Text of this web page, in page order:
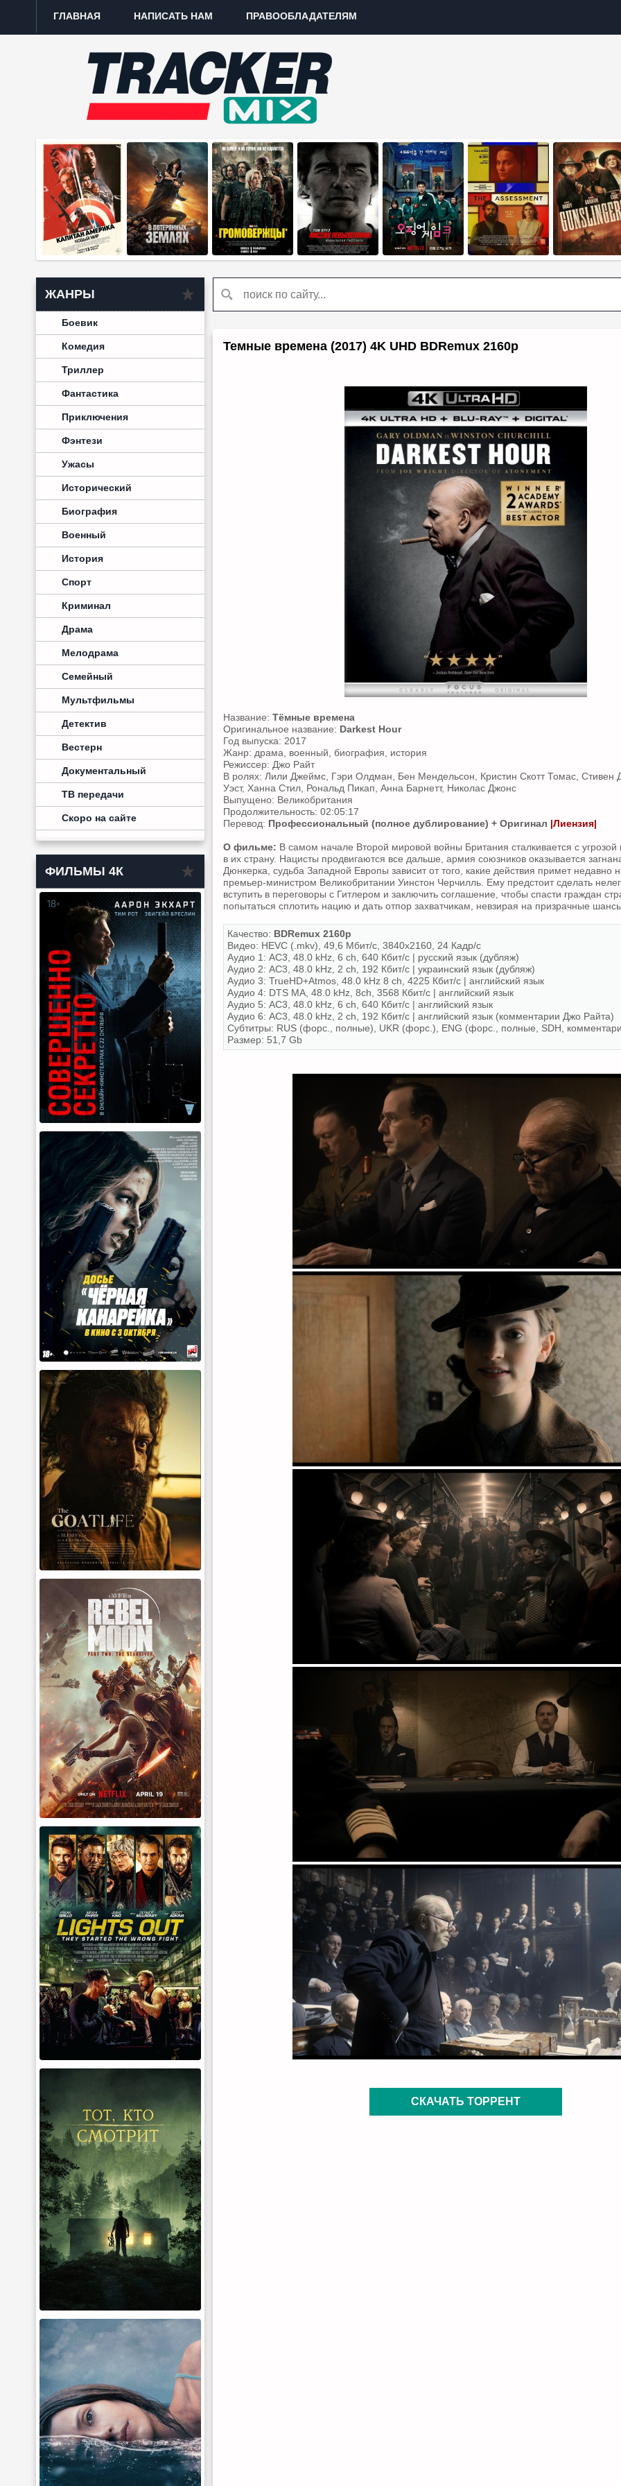
ГЛАВНАЯ НАПИСАТЬ НАМ ПРАВООБЛАДАТЕЛЯМ
ЖАНРЫ
Боевик
Комедия
Триллер
Фантастика
Приключения
Фэнтези
Ужасы
Исторический
Биография
Военный
История
Спорт
Криминал
Драма
Мелодрама
Семейный
Мультфильмы
Детектив
Вестерн
Документальный
ТВ передачи
Скоро на сайте
ФИЛЬМЫ 4К
Темные времена (2017) 4K UHD BDRemux 2160p
Название: Тёмные времена
Оригинальное название: Darkest Hour
Год выпуска: 2017
Жанр: драма, военный, биография, история
Режиссер: Джо Райт
В ролях: Лили Джеймс, Гэри Олдман, Бен Мендельсон, Кристин Скотт Томас, Стивен
Уэст, Ханна Стил, Рональд Пикап, Анна Барнетт, Николас Джонс
Выпущено: Великобритания
Продолжительность: 02:05:17
Перевод: Профессиональный (полное дублирование) + Оригинал |Лиензия|
О фильме: В самом начале Второй мировой войны Британия сталкивается с
в их страну. Нацисты продвигаются все дальше, армия союзников оказывается
Дюнкерка, судьба Западной Европы зависит от того, какие действия примет недавно
премьер-министром Великобритании Уинстон Черчилль. Ему предстоит сделать
вступить в переговоры с Гитлером и заключить соглашение, чтобы спасти граждан
попытаться сплотить нацию и дать отпор захватчикам, невзирая на призрачные
Качество: BDRemux 2160p
Видео: HEVC (.mkv), 49,6 Мбит/с, 3840x2160, 24 Кадр/с
Аудио 1: AC3, 48.0 kHz, 6 ch, 640 Кбит/с | русский язык (дубляж)
Аудио 2: AC3, 48.0 kHz, 2 ch, 192 Кбит/с | украинский язык (дубляж)
Аудио 3: TrueHD+Atmos, 48.0 kHz 8 ch, 4225 Кбит/с | английский язык
Аудио 4: DTS MA, 48.0 kHz, 8ch, 3568 Кбит/с | английский язык
Аудио 5: AC3, 48.0 kHz, 6 ch, 640 Кбит/с | английский язык
Аудио 6: AC3, 48.0 kHz, 2 ch, 192 Кбит/с | английский язык (комментарии Джо Райта)
Субтитры: RUS (форс., полные), UKR (форс.), ENG (форс., полные, SDH,
Размер: 51,7 Gb
СКАЧАТЬ ТОРРЕНТ